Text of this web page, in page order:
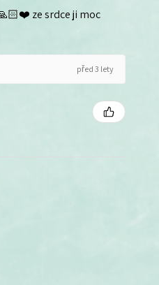
ze srdce ji moc
před 3 lety